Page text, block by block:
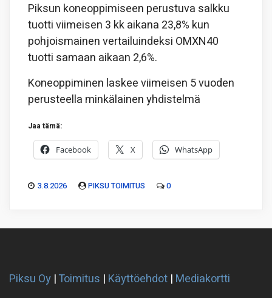
Piksun koneoppimiseen perustuva salkku
tuotti viimeisen 3 kk aikana 23,8% kun
pohjoismainen vertailuindeksi OMXN40
tuotti samaan aikaan 2,6%.
Koneoppiminen laskee viimeisen 5 vuoden
perusteella minkälainen yhdistelmä
Jaa tämä:
Facebook X WhatsApp
3.8.2026 PIKSU TOIMITUS 0
Piksu Oy |Toimitus | Käyttöehdot | Mediakortti